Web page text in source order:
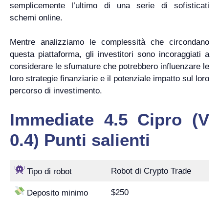
semplicemente l’ultimo di una serie di sofisticati
schemi online.
Mentre analizziamo le complessità che circondano
questa piattaforma, gli investitori sono incoraggiati a
considerare le sfumature che potrebbero influenzare le
loro strategie finanziarie e il potenziale impatto sul loro
percorso di investimento.
Immediate 4.5 Cipro (V
0.4) Punti salienti
Tipo di robot Robot di Crypto Trade
Deposito minimo $250